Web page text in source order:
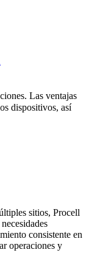
Las ventajas
dispositivos, así
sitios, Procell
consistente en
operaciones y